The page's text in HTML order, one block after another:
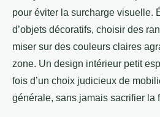
pour éviter la surcharge visuelle.
d’objets décoratifs, choisir des
miser sur des couleurs claires
zone. Un design intérieur petit
fois d’un choix judicieux de
générale, sans jamais sacrifier la